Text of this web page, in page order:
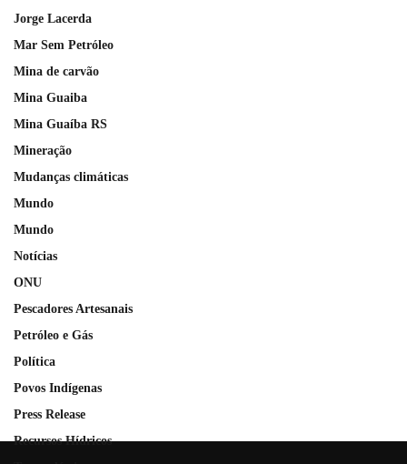
Jorge Lacerda
Mar Sem Petróleo
Mina de carvão
Mina Guaiba
Mina Guaíba RS
Mineração
Mudanças climáticas
Mundo
Mundo
Notícias
ONU
Pescadores Artesanais
Petróleo e Gás
Política
Povos Indígenas
Press Release
Recursos Hídricos